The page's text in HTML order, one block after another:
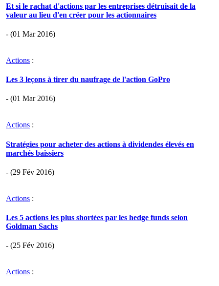
Et si le rachat d'actions par les entreprises détruisait de la
valeur au lieu d'en créer pour les actionnaires
- (01 Mar 2016)
Actions :
Les 3 leçons à tirer du naufrage de l'action GoPro
- (01 Mar 2016)
Actions :
Stratégies pour acheter des actions à dividendes élevés en
marchés baissiers
- (29 Fév 2016)
Actions :
Les 5 actions les plus shortées par les hedge funds selon
Goldman Sachs
- (25 Fév 2016)
Actions :